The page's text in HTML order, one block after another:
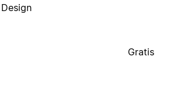
Gratis